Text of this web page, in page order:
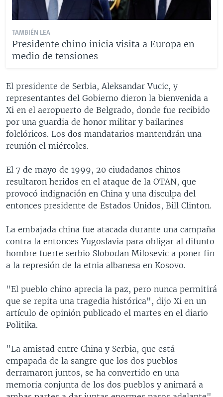
TAMBIÉN LEA
Presidente chino inicia visita a Europa en
medio de tensiones
El presidente de Serbia, Aleksandar Vucic, y
representantes del Gobierno dieron la bienvenida a
Xi en el aeropuerto de Belgrado, donde fue recibido
por una guardia de honor militar y bailarines
folclóricos. Los dos mandatarios mantendrán una
reunión el miércoles.
El 7 de mayo de 1999, 20 ciudadanos chinos
resultaron heridos en el ataque de la OTAN, que
provocó indignación en China y una disculpa del
entonces presidente de Estados Unidos, Bill Clinton.
La embajada china fue atacada durante una campaña
contra la entonces Yugoslavia para obligar al difunto
hombre fuerte serbio Slobodan Milosevic a poner fin
a la represión de la etnia albanesa en Kosovo.
"El pueblo chino aprecia la paz, pero nunca permitirá
que se repita una tragedia histórica", dijo Xi en un
artículo de opinión publicado el martes en el diario
Politika.
"La amistad entre China y Serbia, que está
empapada de la sangre que los dos pueblos
derramaron juntos, se ha convertido en una
memoria conjunta de los dos pueblos y animará a